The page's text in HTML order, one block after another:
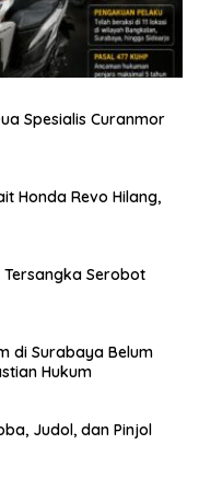
Spesialis Curanmor
Honda Revo Hilang,
Serobot
di Surabaya Belum
Hukum
Judol, dan Pinjol